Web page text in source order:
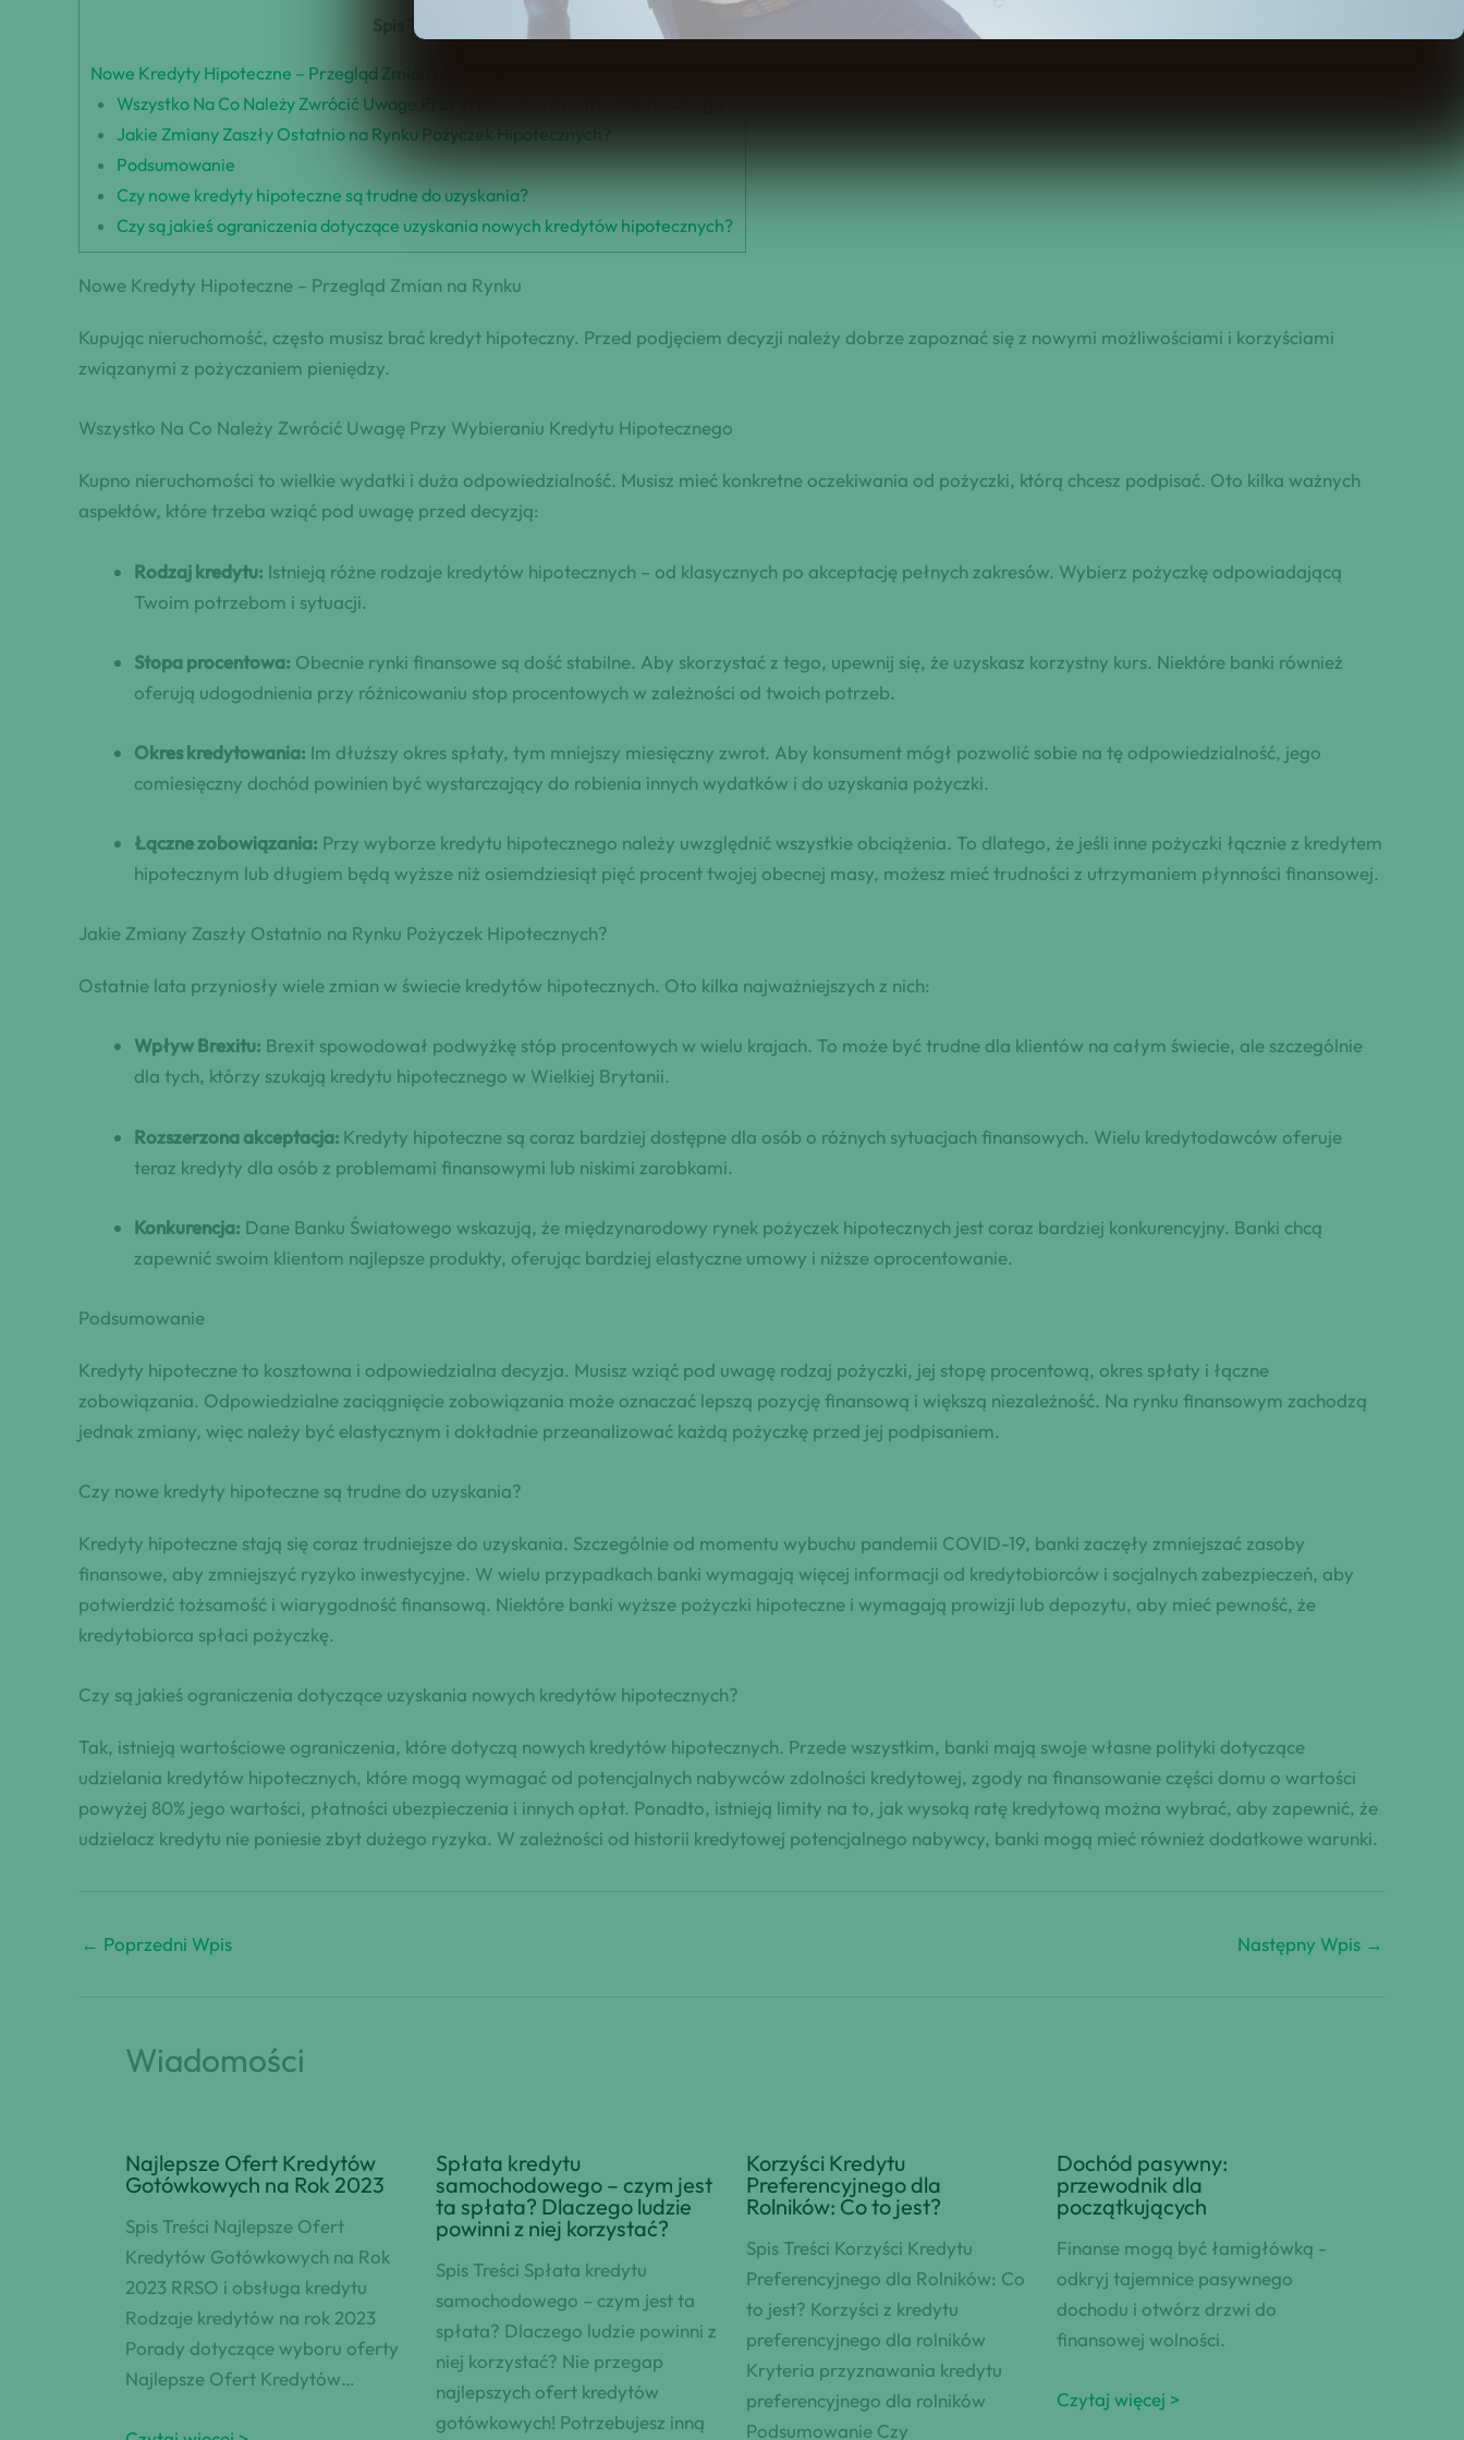
Spis Treści
Nowe Kredyty Hipoteczne – Przegląd Zmian na Rynku
Wszystko Na Co Należy Zwrócić Uwagę Przy Wybieraniu Kredytu Hipotecznego
Jakie Zmiany Zaszły Ostatnio na Rynku Pożyczek Hipotecznych?
Podsumowanie
Czy nowe kredyty hipoteczne są trudne do uzyskania?
Czy są jakieś ograniczenia dotyczące uzyskania nowych kredytów hipotecznych?
Nowe Kredyty Hipoteczne – Przegląd Zmian na Rynku
Kupując nieruchomość, często musisz brać kredyt hipoteczny. Przed podjęciem decyzji należy dobrze zapoznać się z nowymi możliwościami i korzyściami
związanymi z pożyczaniem pieniędzy.
Wszystko Na Co Należy Zwrócić Uwagę Przy Wybieraniu Kredytu Hipotecznego
Kupno nieruchomości to wielkie wydatki i duża odpowiedzialność. Musisz mieć konkretne oczekiwania od pożyczki, którą chcesz podpisać. Oto kilka ważnych
aspektów, które trzeba wziąć pod uwagę przed decyzją:
Rodzaj kredytu: Istnieją różne rodzaje kredytów hipotecznych – od klasycznych po akceptację pełnych zakresów. Wybierz pożyczkę odpowiadającą
Twoim potrzebom i sytuacji.
Stopa procentowa: Obecnie rynki finansowe są dość stabilne. Aby skorzystać z tego, upewnij się, że uzyskasz korzystny kurs. Niektóre banki również
oferują udogodnienia przy różnicowaniu stop procentowych w zależności od twoich potrzeb.
Okres kredytowania: Im dłuższy okres spłaty, tym mniejszy miesięczny zwrot. Aby konsument mógł pozwolić sobie na tę odpowiedzialność, jego
comiesięczny dochód powinien być wystarczający do robienia innych wydatków i do uzyskania pożyczki.
Łączne zobowiązania: Przy wyborze kredytu hipotecznego należy uwzględnić wszystkie obciążenia. To dlatego, że jeśli inne pożyczki łącznie z kredytem
hipotecznym lub długiem będą wyższe niż osiemdziesiąt pięć procent twojej obecnej masy, możesz mieć trudności z utrzymaniem płynności finansowej.
Jakie Zmiany Zaszły Ostatnio na Rynku Pożyczek Hipotecznych?
Ostatnie lata przyniosły wiele zmian w świecie kredytów hipotecznych. Oto kilka najważniejszych z nich:
Wpływ Brexitu: Brexit spowodował podwyżkę stóp procentowych w wielu krajach. To może być trudne dla klientów na całym świecie, ale szczególnie
dla tych, którzy szukają kredytu hipotecznego w Wielkiej Brytanii.
Rozszerzona akceptacja: Kredyty hipoteczne są coraz bardziej dostępne dla osób o różnych sytuacjach finansowych. Wielu kredytodawców oferuje
teraz kredyty dla osób z problemami finansowymi lub niskimi zarobkami.
Konkurencja: Dane Banku Światowego wskazują, że międzynarodowy rynek pożyczek hipotecznych jest coraz bardziej konkurencyjny. Banki chcą
zapewnić swoim klientom najlepsze produkty, oferując bardziej elastyczne umowy i niższe oprocentowanie.
Podsumowanie
Kredyty hipoteczne to kosztowna i odpowiedzialna decyzja. Musisz wziąć pod uwagę rodzaj pożyczki, jej stopę procentową, okres spłaty i łączne
zobowiązania. Odpowiedzialne zaciągnięcie zobowiązania może oznaczać lepszą pozycję finansową i większą niezależność. Na rynku finansowym zachodzą
jednak zmiany, więc należy być elastycznym i dokładnie przeanalizować każdą pożyczkę przed jej podpisaniem.
Czy nowe kredyty hipoteczne są trudne do uzyskania?
Kredyty hipoteczne stają się coraz trudniejsze do uzyskania. Szczególnie od momentu wybuchu pandemii COVID-19, banki zaczęły zmniejszać zasoby
finansowe, aby zmniejszyć ryzyko inwestycyjne. W wielu przypadkach banki wymagają więcej informacji od kredytobiorców i socjalnych zabezpieczeń, aby
potwierdzić tożsamość i wiarygodność finansową. Niektóre banki wyższe pożyczki hipoteczne i wymagają prowizji lub depozytu, aby mieć pewność, że
kredytobiorca spłaci pożyczkę.
Czy są jakieś ograniczenia dotyczące uzyskania nowych kredytów hipotecznych?
Tak, istnieją wartościowe ograniczenia, które dotyczą nowych kredytów hipotecznych. Przede wszystkim, banki mają swoje własne polityki dotyczące
udzielania kredytów hipotecznych, które mogą wymagać od potencjalnych nabywców zdolności kredytowej, zgody na finansowanie części domu o wartości
powyżej 80% jego wartości, płatności ubezpieczenia i innych opłat. Ponadto, istnieją limity na to, jak wysoką ratę kredytową można wybrać, aby zapewnić, że
udzielacz kredytu nie poniesie zbyt dużego ryzyka. W zależności od historii kredytowej potencjalnego nabywcy, banki mogą mieć również dodatkowe warunki.
← Poprzedni Wpis Następny Wpis →
Wiadomości
Najlepsze Ofert Kredytów
Gotówkowych na Rok 2023
Spis Treści Najlepsze Ofert
Kredytów Gotówkowych na Rok
2023 RRSO i obsługa kredytu
Rodzaje kredytów na rok 2023
Porady dotyczące wyboru oferty
Najlepsze Ofert Kredytów…
Spłata kredytu
samochodowego – czym jest
ta spłata? Dlaczego ludzie
powinni z niej korzystać?
Spis Treści Spłata kredytu
samochodowego – czym jest ta
spłata? Dlaczego ludzie powinni z
niej korzystać? Nie przegap
najlepszych ofert kredytów
gotówkowych! Potrzebujesz inną
Korzyści Kredytu
Preferencyjnego dla
Rolników: Co to jest?
Spis Treści Korzyści Kredytu
Preferencyjnego dla Rolników: Co
to jest? Korzyści z kredytu
preferencyjnego dla rolników
Kryteria przyznawania kredytu
preferencyjnego dla rolników
Podsumowanie Czy
Dochód pasywny:
przewodnik dla
początkujących
Finanse mogą być łamigłówką -
odkryj tajemnice pasywnego
dochodu i otwórz drzwi do
finansowej wolności.
Czytaj więcej >